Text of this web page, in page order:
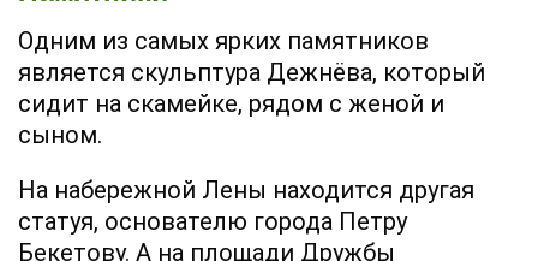
Одним из самых ярких памятников
является скульптура Дежнёва, который
сидит на скамейке, рядом с женой и
сыном.
На набережной Лены находится другая
статуя, основателю города Петру
Бекетову. А на площади Дружбы